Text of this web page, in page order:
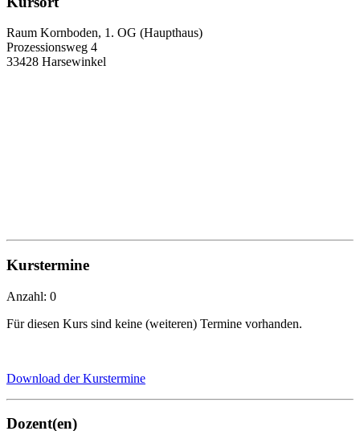
Raum Kornboden, 1. OG (Haupthaus)
Prozessionsweg 4
33428 Harsewinkel
Kurstermine
Anzahl: 0
Für diesen Kurs sind keine (weiteren) Termine vorhanden.
Download der Kurstermine
Dozent(en)